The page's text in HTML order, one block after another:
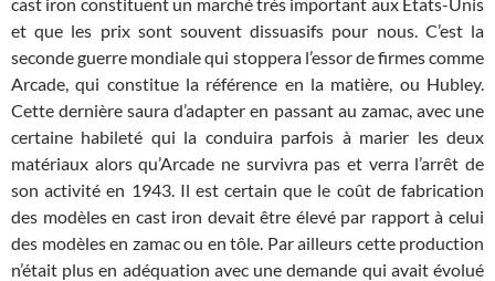
et que les prix sont souvent dissuasifs pour nous. C’est la
seconde guerre mondiale qui stoppera l’essor de firmes comme
Arcade, qui constitue la référence en la matière, ou Hubley.
Cette dernière saura d’adapter en passant au zamac, avec une
certaine habileté qui la conduira parfois à marier les deux
matériaux alors qu’Arcade ne survivra pas et verra l’arrêt de
son activité en 1943. Il est certain que le coût de fabrication
des modèles en cast iron devait être élevé par rapport à celui
des modèles en zamac ou en tôle. Par ailleurs cette production
n’était plus en adéquation avec une demande qui avait évolué